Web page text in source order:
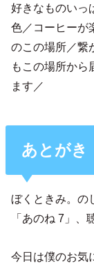
好きなものいっ
色／コーヒーが
のこの場所／繋
もこの場所から
ます／
あとがき
ぼくときみ。の
「あのね 7」、
今日は僕のお気